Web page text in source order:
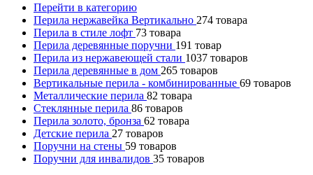
Перейти в категорию
Перила нержавейка Вертикально 274 товара
Перила в стиле лофт 73 товара
Перила деревянные поручни 191 товар
Перила из нержавеющей стали 1037 товаров
Перила деревянные в дом 265 товаров
Вертикальные перила - комбинированные 69 товаров
Металлические перила 82 товара
Стеклянные перила 86 товаров
Перила золото, бронза 62 товара
Детские перила 27 товаров
Поручни на стены 59 товаров
Поручни для инвалидов 35 товаров